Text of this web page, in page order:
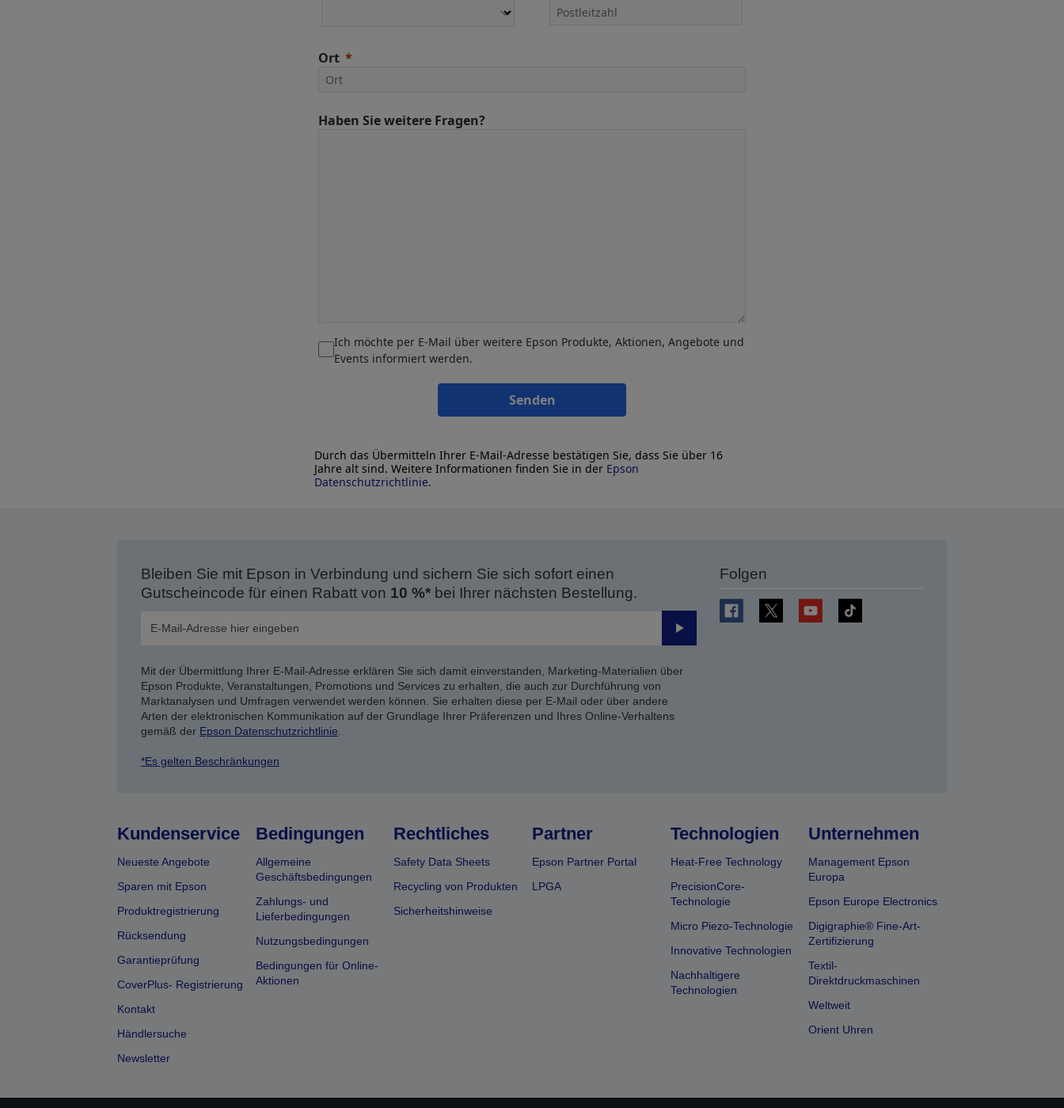
Ort
Haben Sie weitere Fragen?
Ich möchte per E-Mail über weitere Epson Produkte, Aktionen, Angebote und
Events informiert werden.
Senden
Durch das Übermitteln Ihrer E-Mail-Adresse bestätigen Sie, dass Sie über 16
Jahre alt sind. Weitere Informationen finden Sie in der Epson
Datenschutzrichtlinie.
Bleiben Sie mit Epson in Verbindung und sichern Sie sich sofort einen
Gutscheincode für einen Rabatt von 10 %*bei Ihrer nächsten Bestellung.
Senden
Mit der Übermittlung Ihrer E-Mail-Adresse erklären Sie sich damit einverstanden, Marketing-Materialien über
Epson Produkte, Veranstaltungen, Promotions und Services zu erhalten, die auch zur Durchführung von
Marktanalysen und Umfragen verwendet werden können. Sie erhalten diese per E-Mail oder über andere
Arten der elektronischen Kommunikation auf der Grundlage Ihrer Präferenzen und Ihres Online-Verhaltens
gemäß der Epson Datenschutzrichtlinie
*Es gelten Beschränkungen
Folgen
Kundenservice
Neueste Angebote
Sparen mit Epson
Produktregistrierung
Rücksendung
Garantieprüfung
CoverPlus- Registrierung
Kontakt
Händlersuche
Newsletter
Bedingungen
Allgemeine
Geschäftsbedingungen
Zahlungs- und
Lieferbedingungen
Nutzungsbedingungen
Bedingungen für Online-
Aktionen
Rechtliches
Safety Data Sheets
Recycling von Produkten
Sicherheitshinweise
Partner
Epson Partner Portal
LPGA
Technologien
Heat-Free Technology
PrecisionCore-
Technologie
Micro Piezo-Technologie
Innovative Technologien
Nachhaltigere
Technologien
Unternehmen
Management Epson
Europa
Epson Europe Electronics
Digigraphie® Fine-Art-
Zertifizierung
Textil-
Direktdruckmaschinen
Weltweit
Orient Uhren